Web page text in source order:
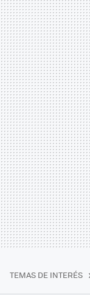
TEMAS DE INTERÉS